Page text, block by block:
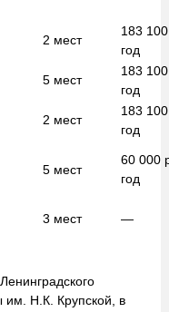
2 мест
183
год
5 мест
183
год
2 мест
183
год
5 мест
60 000
год
3 мест —
им. Н.К. Крупской, в